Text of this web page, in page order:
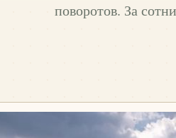
поворотов. За